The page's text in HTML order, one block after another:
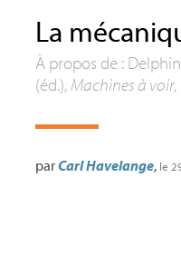
La
À propos de :
(éd.),Machines à voir,
parCarl Havelange, le